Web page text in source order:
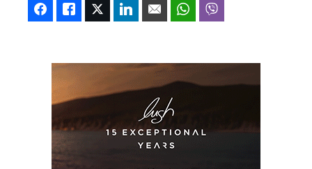
FacebookLike Twitter LinkedIn Email WhatsApp